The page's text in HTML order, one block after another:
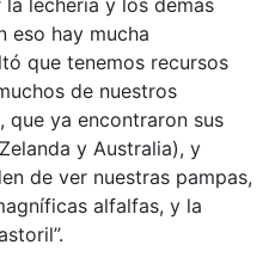
eso hay mucha
que tenemos recursos
de nuestros
que ya encontraron sus
y Australia), y
de ver nuestras pampas,
alfalfas, y la